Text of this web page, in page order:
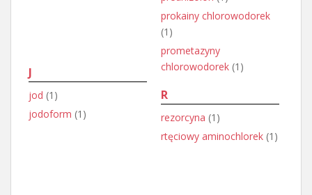
J
jod (1)
jodoform (1)
prokainy chlorowodorek
(1)
prometazyny
chlorowodorek (1)
R
rezorcyna (1)
rtęciowy aminochlorek (1)